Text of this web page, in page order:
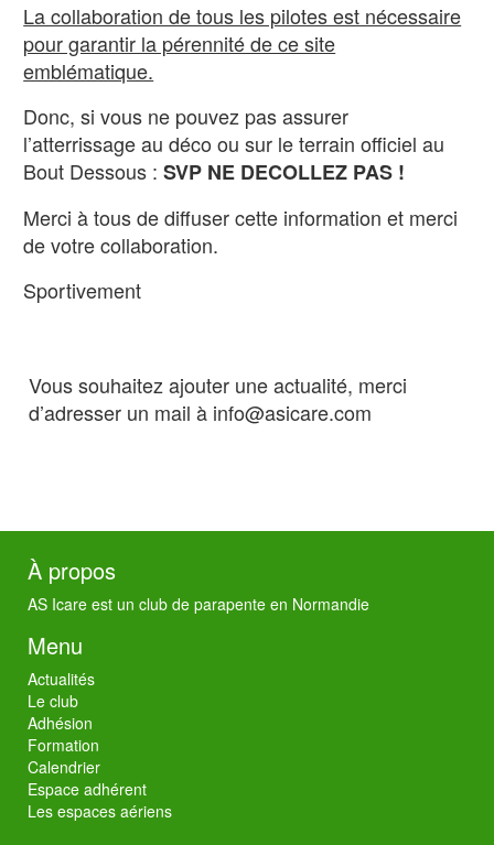
La collaboration de tous les pilotes est nécessaire
pour garantir la pérennité de ce site
emblématique.
Donc, si vous ne pouvez pas assurer
l’atterrissage au déco ou sur le terrain officiel au
Bout Dessous :SVP NE DECOLLEZ PAS !
Merci à tous de diffuser cette information et merci
de votre collaboration.
Sportivement
Vous souhaitez ajouter une actualité, merci
d’adresser un mail à info@asicare.com
À propos
AS Icare est un club de parapente en Normandie
Menu
Actualités
Le club
Adhésion
Formation
Calendrier
Espace adhérent
Les espaces aériens